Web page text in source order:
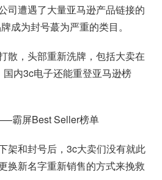
司遭遇了大量亚马逊产品链接的
成为封号蕞为严重的类目。
散，头部重新洗牌，包括大卖在
内3c电子还能重登亚马逊榜
霸屏Best Seller榜单
架和封号后，3c大卖们没有就此
换新名字重新销售的方式来挽救